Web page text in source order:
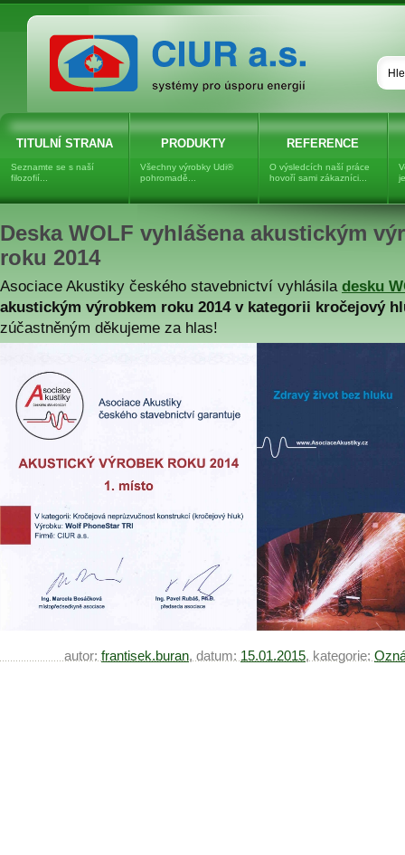
Dřevovláknitá izolace UNGER-
DIFFUTHERM, dřevovlákno
TITULNÍ STRANA
Seznamte se s naší
filozofií...
PRODUKTY
Všechny výrobky Udi®
pohromadě...
REFERENCE
O výsledcích naší práce
hovoří sami zákazníci...
Deska WOLF vyhlášena akustickým
roku 2014
Asociace Akustiky českého stavebnictví vyhlásila desku
akustickým výrobkem roku 2014 v kategorii kročejový
zúčastněným děkujeme za hlas!
autor: frantisek.buran, datum: 15.01.2015, kategorie: